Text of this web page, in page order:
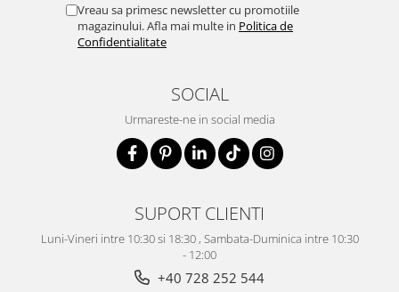
Vreau sa primesc newsletter cu promotiile
magazinului. Afla mai multe in Politica de
Confidentialitate
SOCIAL
Urmareste-ne in social media
SUPORT CLIENTI
Luni-Vineri intre 10:30 si 18:30 , Sambata-Duminica intre 10:30
- 12:00
+40 728 252 544